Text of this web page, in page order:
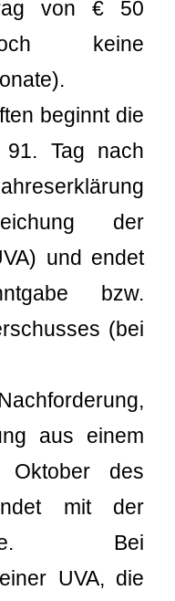
von € 50
keine
beginnt die
Tag nach
der
und endet
bzw.
(bei
aus einem
Oktober des
mit der
Bei
UVA, die